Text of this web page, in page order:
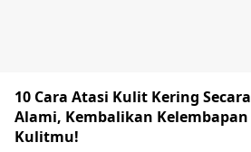
10 Cara Atasi Kulit Kering Secara
Alami, Kembalikan Kelembapan
Kulitmu!